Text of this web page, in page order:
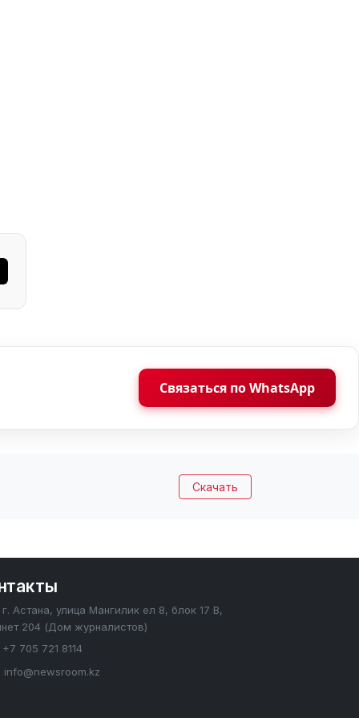
Связаться по WhatsApp
Скачать
г. Астана, улица Мангилик ел 8, блок 17 В,
204 (Дом журналистов)
+7 705 721 8114
info@newsroom.kz